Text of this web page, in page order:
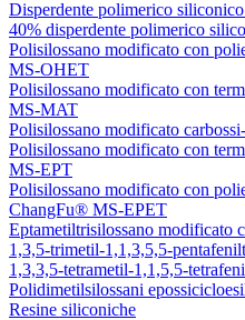
Disperdente polimerico
40% disperdente polimerico
Polisilossano modificato con
MS-OHET
Polisilossano modificato con
MS-MAT
Polisilossano modificato
Polisilossano modificato con
MS-EPT
Polisilossano modificato con
ChangFu® MS-EPET
Eptametiltrisilossano
1,3,5-trimetil-1,1,3,5,5-
1,3,3,5-tetrametil-1,1,5,5-
Polidimetilsilossani
Resine siliconiche